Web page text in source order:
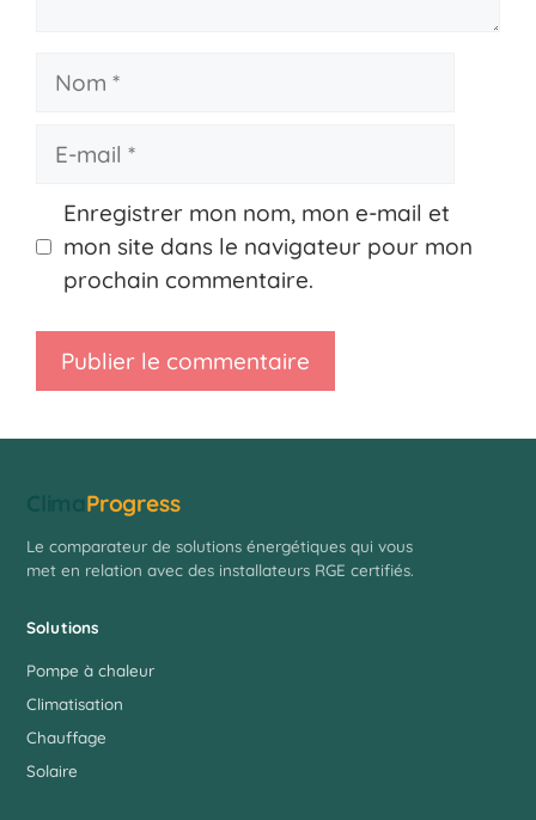
Nom
Enregistrer mon nom, mon e-mail et
mon site dans le navigateur pour mon
prochain commentaire.
Progress
Le comparateur de solutions énergétiques qui vous
met en relation avec des installateurs RGE certifiés.
Solutions
Pompe à chaleur
Climatisation
Chauffage
Solaire